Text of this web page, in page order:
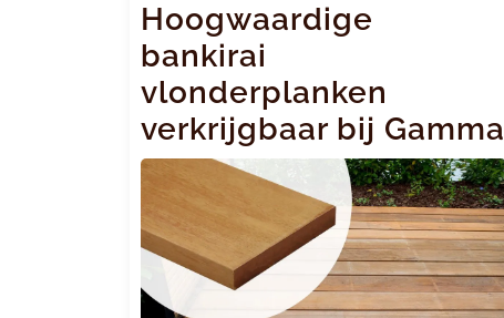
Hoogwaardige
bankirai
vlonderplanken
verkrijgbaar bij Gamma